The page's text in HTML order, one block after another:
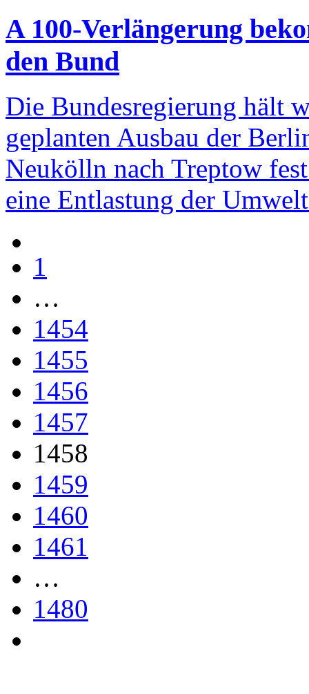
A 100-Verlängerung
den Bund
Die Bundesregierung hält
geplanten Ausbau der
Neukölln nach Treptow
eine Entlastung der
1
…
1454
1455
1456
1457
1458
1459
1460
1461
…
1480